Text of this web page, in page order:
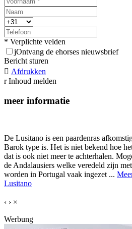
* Verplichte velden
jOntvang de ehorses nieuwsbrief
Bericht sturen
 Afdrukken
r Inhoud melden
meer informatie
De Lusitano is een paardenras
Barok type is. Het is niet bekend hoe
dat is ook niet meer te achterhalen.
de Andalausiers welke veredeld zijn
worden in Portugal vaak ingezet ...
Lusitano
‹ › ×
Werbung